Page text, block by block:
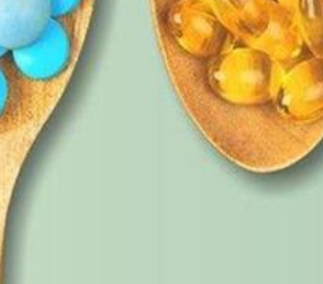
التالية، قائمة بأبرز الآثار
المفرط للفيتامينات المتعددة،